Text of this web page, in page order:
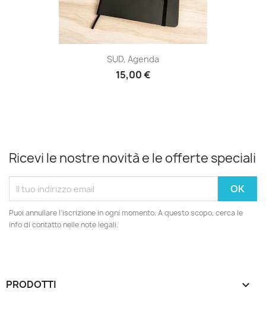
SUD, Agenda
15,00 €
Ricevi le nostre novità e le offerte speciali
Puoi annullare l'iscrizione in ogni momento. A questo scopo, cerca le
info di contatto nelle note legali.
PRODOTTI 